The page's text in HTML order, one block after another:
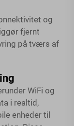
og
fjernt
på tværs af
WiFi og
i realtid,
enheder til